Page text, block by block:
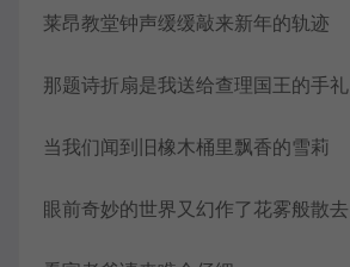
莱昂教堂钟声缓缓敲来新年的轨迹
那题诗折扇是我送给查理国王的手礼
当我们闻到旧橡木桶里飘香的雪莉
眼前奇妙的世界又幻作了花雾般散去